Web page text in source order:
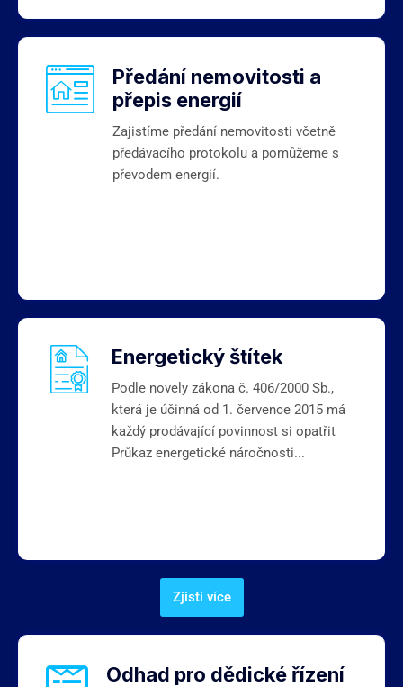
Předání nemovitosti a
přepis energií
Zajistíme předání nemovitosti včetně
předávacího protokolu a pomůžeme s
převodem energií.
Energetický štítek
Podle novely zákona č. 406/2000 Sb.,
která je účinná od 1. července 2015 má
každý prodávající povinnost si opatřit
Průkaz energetické náročnosti...
Zjisti více
Odhad pro dědické řízení